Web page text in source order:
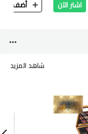
اشتر الآن
أضف
شاهد المزيد